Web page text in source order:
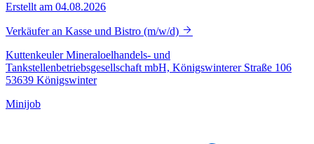
Erstellt am 04.08.2026
Verkäufer an Kasse und Bistro (m/w/d)
Kuttenkeuler Mineraloelhandels- und
Tankstellenbetriebsgesellschaft mbH, Königswinterer Straße 106
53639 Königswinter
Minijob